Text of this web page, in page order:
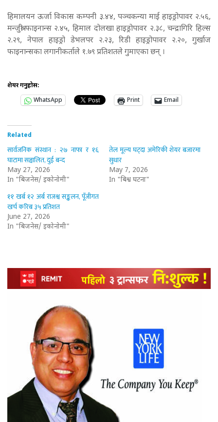
हिमालयन ऊर्जा विकास कम्पनी ३.४४, पञ्चकन्या माई हाइड्रोपावर २.५६,
मन्जुश्री फाइनान्स २.४५, हिमाल दोलखा हाइड्रोपावर २.३८, चन्द्रागिरि हिल्स
२.२९, नेपाल हाइड्रो डेभलपर २.२३, रिडी हाइड्रोपावर २.२०, गुर्खाज
फाइनान्सका लगानीकर्ताले १.७९ प्रतिशतले गुमाएका छन् ।
शेयर गर्नुहोस:
WhatsApp
Print Email
Related
सार्वजनिक संस्थान : २७ नाफा र १६
घाटामा सञ्चालित, दुई बन्द
May 27, 2026
In "बिजनेस/ इकोनोमी"
तेल मूल्य घट्दा अमेरिकी शेयर बजारमा
सुधार
May 7, 2026
In "बिश्व घटना"
११ खर्ब १२ अर्ब राजश्व सङ्कलन, पूँजीगत
खर्च करिब ३५ प्रतिशत
June 27, 2026
In "बिजनेस/ इकोनोमी"